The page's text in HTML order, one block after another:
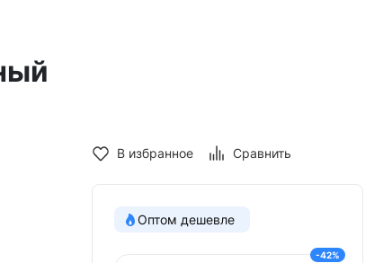
В избранное Сравнить
Оптом дешевле
-42%